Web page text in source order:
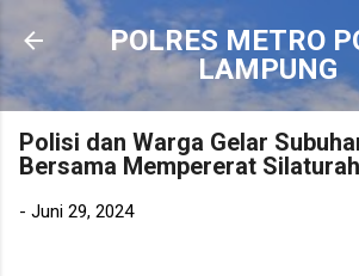
Langsung ke konten
POLRES METRO
LAMPUNG
Polisi dan Warga Gelar
Bersama Mempererat
- Juni 29, 2024